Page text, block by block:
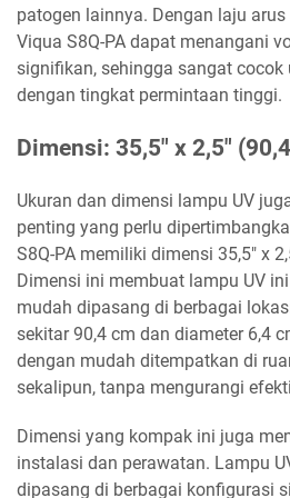
patogen lainnya. Dengan laju
Viqua S8Q-PA dapat menangani
signifikan, sehingga sangat
dengan tingkat permintaan tinggi.
Dimensi: 35,5" x 2,5"
Ukuran dan dimensi lampu UV
penting yang perlu
S8Q-PA memiliki dimensi 35,5" x
Dimensi ini membuat lampu UV
mudah dipasang di berbagai
sekitar 90,4 cm dan diameter 6,4
dengan mudah ditempatkan di
sekalipun, tanpa mengurangi
Dimensi yang kompak ini juga
instalasi dan perawatan. Lampu
dipasang di berbagai konfigurasi